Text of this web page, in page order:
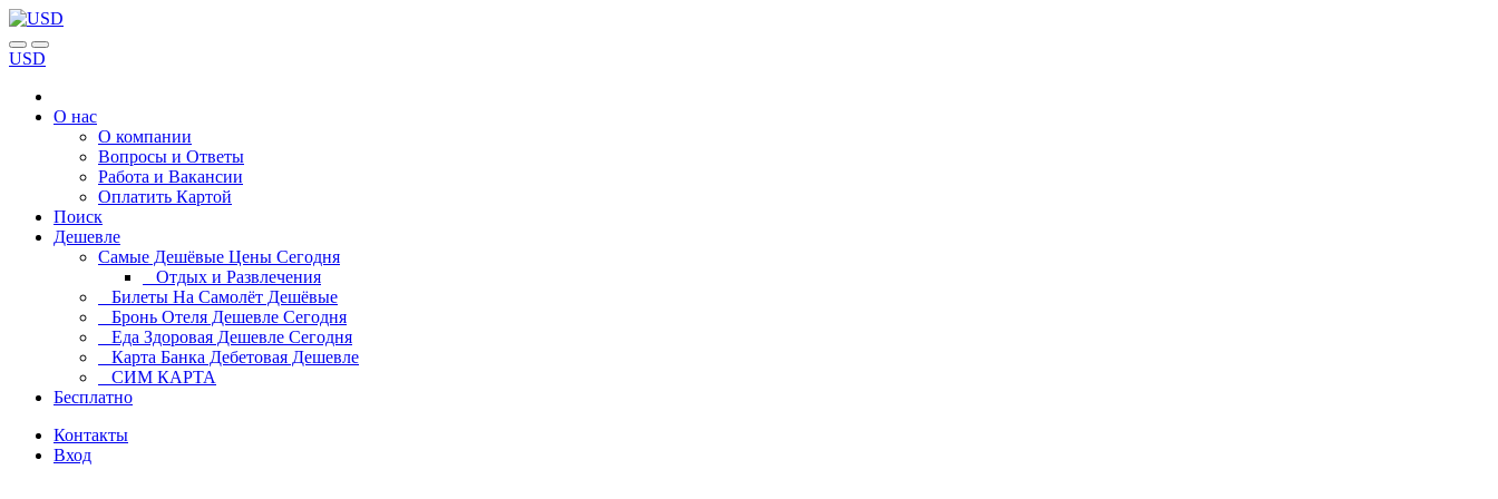
USD
О нас
О компании
Вопросы и Ответы
Работа и Вакансии
Оплатить Картой
Поиск
Дешевле
Самые Дешёвые Цены Сегодня
Отдых и Развлечения
Билеты На Самолёт Дешёвые
Бронь Отеля Дешевле Сегодня
Еда Здоровая Дешевле Сегодня
Карта Банка Дебетовая Дешевле
СИМ КАРТА
Бесплатно
Контакты
Вход